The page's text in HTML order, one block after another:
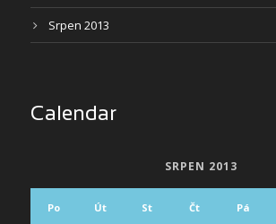
Srpen 2013
Calendar
SRPEN 2013
Po Út St Čt Pá